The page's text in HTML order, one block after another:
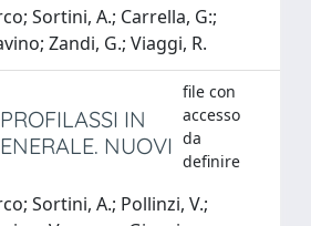
Sortini, A.; Carrella, G:;
Zandi, G.; Viaggi, R.
IN
NUOVI
file con
accesso
da
definire
Sortini, A.; Pollinzi, V.;